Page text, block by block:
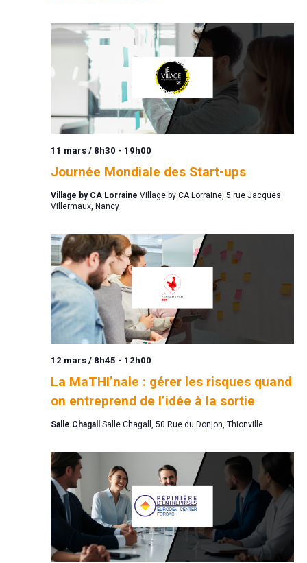
Journée Mondiale des Start-ups
11 mars / 8h30 - 19h00
Village by CA Lorraine Village by CA Lorraine, 5 rue Jacques
Villermaux, Nancy
La MaTHI’nale : gérer les risques quand
on entreprend de l’idée à la sortie
12 mars / 8h45 - 12h00
Salle Chagall Salle Chagall, 50 Rue du Donjon, Thionville